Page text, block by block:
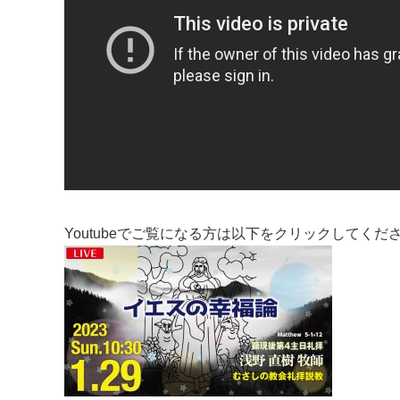
Youtubeでご覧になる方は以下をクリックしてくだ